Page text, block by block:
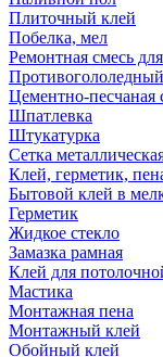
Плиточный клей
Побелка, мел
Ремонтная смесь
Цементно-песчаная
Шпатлевка
Штукатурка
Сетка
Клей, герметик,
Бытовой клей в
Герметик
Жидкое стекло
Замазка рамная
Клей для
Мастика
Монтажная пена
Монтажный клей
Обойный клей